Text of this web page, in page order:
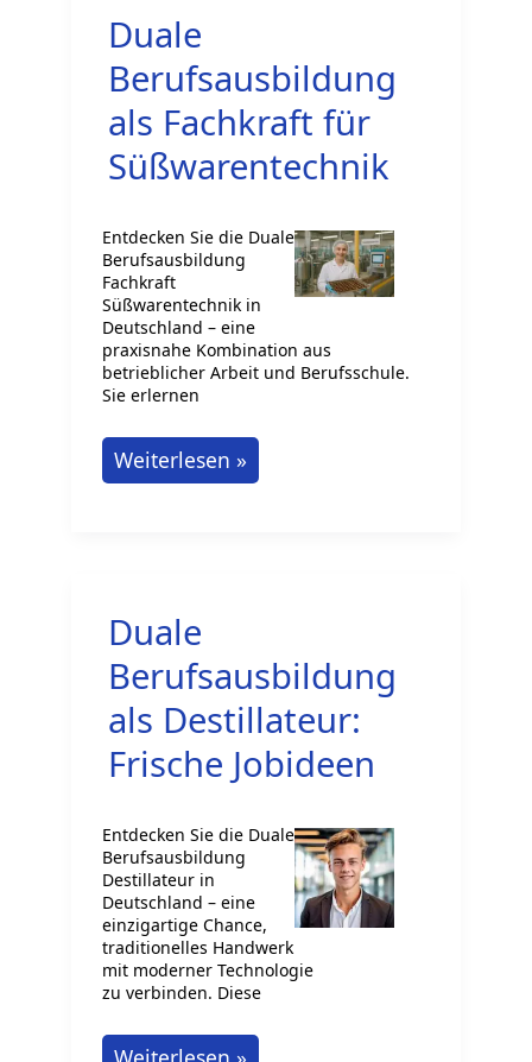
Duale
Berufsausbildung
als Fachkraft für
Süßwarentechnik
Entdecken Sie die Duale
Berufsausbildung
Fachkraft
Süßwarentechnik in
Deutschland – eine
praxisnahe Kombination aus
betrieblicher Arbeit und Berufsschule.
Sie erlernen
Duale
Süßwarentechnik
Weiterlesen »
Duale
Berufsausbildung
als Destillateur:
Frische Jobideen
Entdecken Sie die Duale
Berufsausbildung
Destillateur in
Deutschland – eine
einzigartige Chance,
traditionelles Handwerk
mit moderner Technologie
zu verbinden. Diese